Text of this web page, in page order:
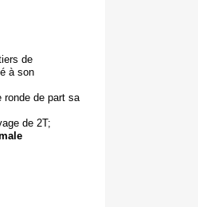
de
à son
ronde de part sa
de 2T;